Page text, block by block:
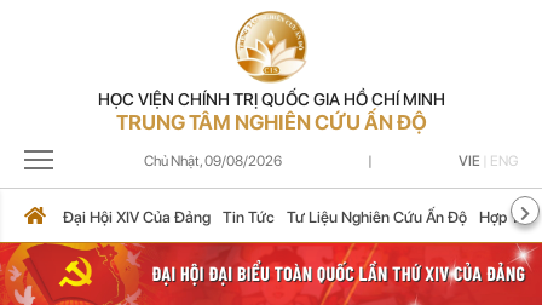
HỌC VIỆN CHÍNH TRỊ QUỐC GIA HỒ CHÍ MINH
TRUNG TÂM NGHIÊN CỨU ẤN ĐỘ
Chủ Nhật,09/08/2026 | VIE ENG
Đại Hội XIV Của Đảng Tin Tức Tư Liệu Nghiên Cứu Ấn Độ Hợp Tác